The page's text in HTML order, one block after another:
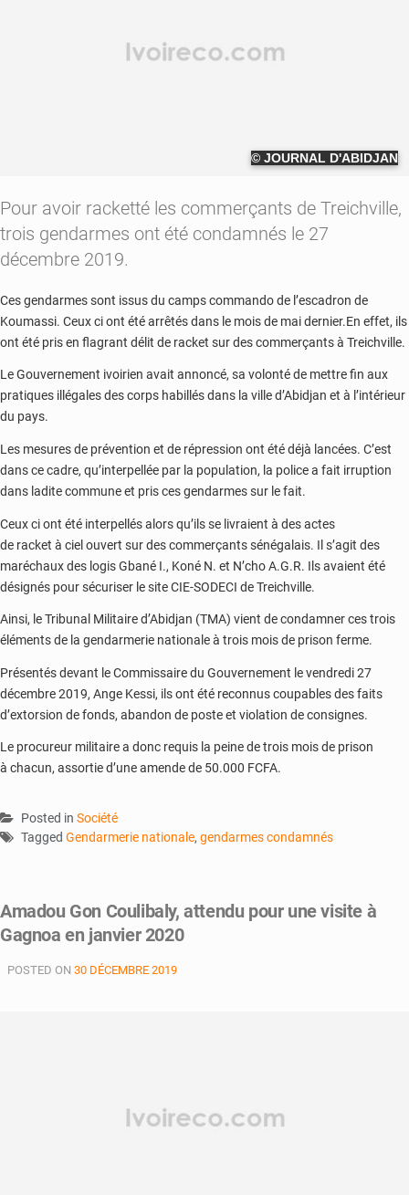
© JOURNAL D'ABIDJAN
Pour avoir racketté les commerçants de Treichville,
trois gendarmes ont été condamnés le 27
décembre 2019.
Ces gendarmes sont issus du camps commando de l’escadron de
Koumassi. Ceux ci ont été arrêtés dans le mois de mai dernier.En effet, ils
ont été pris en flagrant délit de racket sur des commerçants à Treichville.
Le Gouvernement ivoirien avait annoncé, sa volonté de mettre fin aux
pratiques illégales des corps habillés dans la ville d’Abidjan et à l’intérieur
du pays.
Les mesures de prévention et de répression ont été déjà lancées. C’est
dans ce cadre, qu’interpellée par la population, la police a fait irruption
dans ladite commune et pris ces gendarmes sur le fait.
Ceux ci ont été interpellés alors qu’ils se livraient à des actes
de racket à ciel ouvert sur descommerçantssénégalais. Il s’agit des
maréchaux des logis Gbané I., Koné N. et N’cho A.G.R. Ils avaient été
désignés pour sécuriser le site CIE-SODECI deTreichville.
Ainsi, le Tribunal Militaire d’Abidjan (TMA) vient de condamner ces trois
éléments de la gendarmerie nationale à trois mois de prison ferme.
Présentés devant le Commissaire du Gouvernement le vendredi 27
décembre 2019, Ange Kessi, ils ont été reconnus coupables des faits
d’extorsion de fonds, abandon de poste et violation de consignes.
Le procureur militaire a donc requis la peine de trois mois de prison
à chacun, assortie d’une amende de 50.000 FCFA.
Posted in Société
Tagged Gendarmerie nationale, gendarmes condamnés
Amadou Gon Coulibaly, attendu pour une visite à
Gagnoa en janvier 2020
POSTED ON 30 DÉCEMBRE 2019